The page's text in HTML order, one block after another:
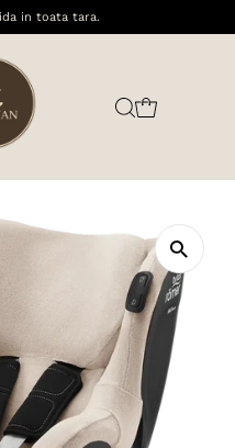
in toata tara.